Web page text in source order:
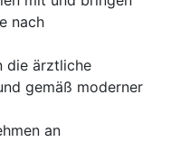
nach
die ärztliche
gemäß moderner
an